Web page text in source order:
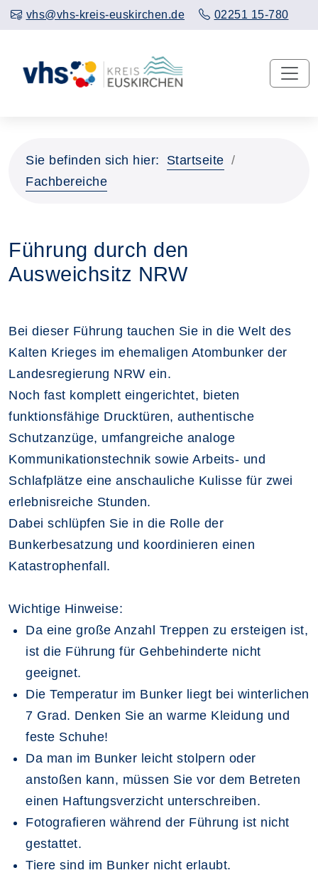
vhs@vhs-kreis-euskirchen.de 02251 15-780
Sie befinden sich hier:
Startseite
Fachbereiche
Führung durch den
Ausweichsitz NRW
Bei dieser Führung tauchen Sie in die Welt des
Kalten Krieges im ehemaligen Atombunker der
Landesregierung NRW ein.
Noch fast komplett eingerichtet, bieten
funktionsfähige Drucktüren, authentische
Schutzanzüge, umfangreiche analoge
Kommunikationstechnik sowie Arbeits- und
Schlafplätze eine anschauliche Kulisse für zwei
erlebnisreiche Stunden.
Dabei schlüpfen Sie in die Rolle der
Bunkerbesatzung und koordinieren einen
Katastrophenfall.
Wichtige Hinweise:
Da eine große Anzahl Treppen zu ersteigen ist,
ist die Führung für Gehbehinderte nicht
geeignet.
Die Temperatur im Bunker liegt bei winterlichen
7 Grad. Denken Sie an warme Kleidung und
feste Schuhe!
Da man im Bunker leicht stolpern oder
anstoßen kann, müssen Sie vor dem Betreten
einen Haftungsverzicht unterschreiben.
Fotografieren während der Führung ist nicht
gestattet.
Tiere sind im Bunker nicht erlaubt.